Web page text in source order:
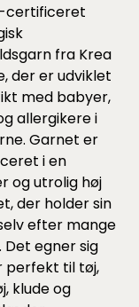
certificeret
fra Krea
der er udviklet
med babyer,
allergikere i
Garnet er
i en
og utrolig høj
der holder sin
efter mange
Det egner sig
perfekt til tøj,
klude og